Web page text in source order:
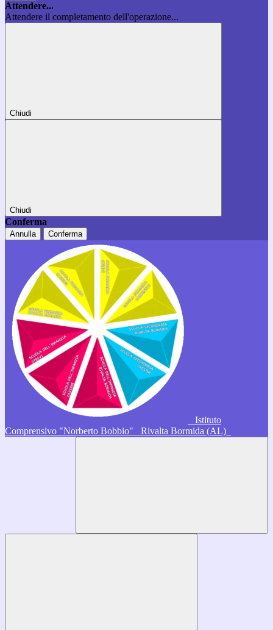
Attendere...
Attendere il completamento dell'operazione...
Chiudi
Chiudi
Conferma
Annulla Conferma
Istituto
Comprensivo "Norberto Bobbio"
Rivalta Bormida (AL)